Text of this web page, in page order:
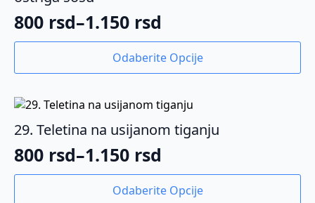
izabrane
na
800 rsd–1.150 rsd
Raspon
od
800 rsd
do
1.150 rsd
Odaberite Opcije
Ovaj
ima
više
varijanti.
Opcije
biti
izabrane
29. Teletina na usijanom tiganju
800 rsd–1.150 rsd
Raspon
Odaberite Opcije
Ovaj